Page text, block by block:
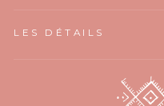
LES DÉTAILS